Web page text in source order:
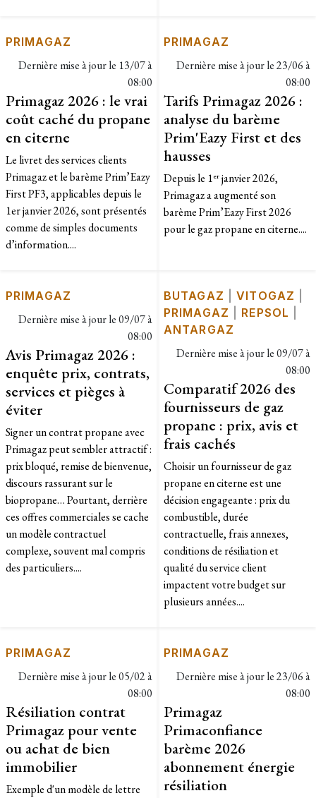
PRIMAGAZ
Dernière mise à jour le 13/07 à
08:00
Primagaz 2026 : le vrai
coût caché du propane
en citerne
Le livret des services clients
Primagaz et le barème Prim’Eazy
First PF3, applicables depuis le
1er janvier 2026, sont présentés
comme de simples documents
d’information....
PRIMAGAZ
Dernière mise à jour le23/06 à
08:00
Tarifs Primagaz 2026 :
analyse du barème
Prim'Eazy First et des
hausses
Depuis le 1ᵉʳ janvier 2026,
Primagaz a augmenté son
barème Prim’Eazy First 2026
pour le gaz propane en citerne....
PRIMAGAZ
Dernière mise à jour le09/07 à
08:00
Avis Primagaz 2026 :
enquête prix, contrats,
services et pièges à
éviter
Signer un contrat propane avec
Primagaz peut sembler attractif :
prix bloqué, remise de bienvenue,
discours rassurant sur le
biopropane… Pourtant, derrière
ces offres commerciales se cache
un modèle contractuel
complexe, souvent mal compris
des particuliers....
BUTAGAZ |VITOGAZ
PRIMAGAZ
REPSOL
ANTARGAZ
Dernière mise à jour le09/07 à
08:00
Comparatif 2026 des
fournisseurs de gaz
propane : prix, avis et
frais cachés
Choisir un fournisseur de gaz
propane en citerne est une
décision engageante : prix du
combustible, durée
contractuelle, frais annexes,
conditions de résiliation et
qualité du service client
impactent votre budget sur
plusieurs années....
PRIMAGAZ
Dernière mise à jour le05/02 à
08:00
Résiliation contrat
Primagaz pour vente
ou achat de bien
immobilier
Exemple d'un modèle de lettre
PRIMAGAZ
Dernière mise à jour le23/06 à
08:00
Primagaz
Primaconfiance
barème 2026
abonnement énergie
résiliation